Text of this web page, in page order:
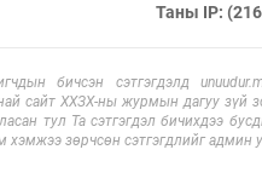
Таны IP:
бичсэн сэтгэгдэлд
сайт ХХЗХ-ны журмын дагуу зүй
тул Та сэтгэгдэл бичихдээ
хэмжээ зөрчсөн сэтгэгдлийг админ